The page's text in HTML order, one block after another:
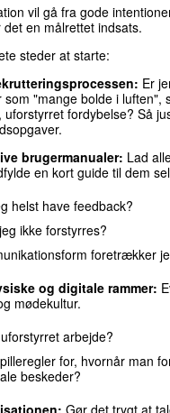
vil gå fra gode
en målrettet indsats.
steder at starte:
Er
som "mange bolde i luften",
fordybelse? Så
brugermanualer: Lad
en kort guide til dem
helst have feedback?
ikke forstyrres?
foretrækker
og digitale rammer:
mødekultur.
arbejde?
for, hvornår man
beskeder?
Gør det trygt at